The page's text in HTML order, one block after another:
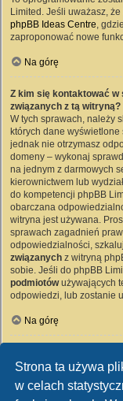
Strona ta używa
w celach
Limited. Jeśli uważasz,
phpBB Ideas Centre,
zaproponować nowe
Na górę
Z kim się kontaktować w
związanych z tą witryną?
W tych sprawach, należy
których dane
jednak nie otrzymasz
domeny – wykonaj
na jednym z darmowych
kierownictwem lub
do kompetencji phpBB
obarczana
witryna jest używana.
sprawach zagadnień
odpowiedzialności,
związanych z witryną
sobie. Jeśli do phpBB
podmiotówużywających
odpowiedzi, lub zostanie
Na górę
Wszyscy użytkownicy
przez administratora
witryny mogą także